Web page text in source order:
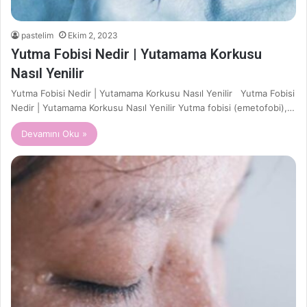
pastelim Ekim 2, 2023
Yutma Fobisi Nedir | Yutamama Korkusu
Nasıl Yenilir
Yutma Fobisi Nedir | Yutamama Korkusu Nasıl Yenilir Yutma Fobisi
Nedir | Yutamama Korkusu Nasıl Yenilir Yutma fobisi (emetofobi),…
Devamını Oku »